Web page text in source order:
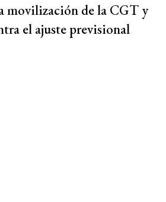
movilización de la CGT y
el ajuste previsional